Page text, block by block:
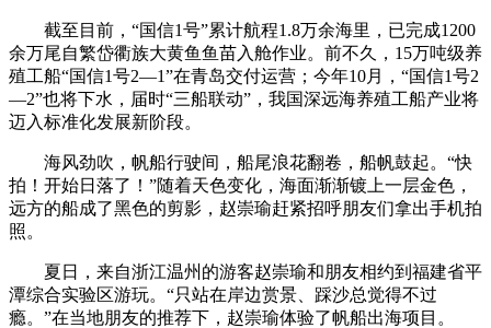
截至目前，“国信1号”累计航程1.8万余海里，已完成1200
余万尾自繁岱衢族大黄鱼鱼苗入舱作业。前不久，15万吨级养
殖工船“国信1号2—1”在青岛交付运营；今年10月，“国信1号2
—2”也将下水，届时“三船联动”，我国深远海养殖工船产业将
迈入标准化发展新阶段。
海风劲吹，帆船行驶间，船尾浪花翻卷，船帆鼓起。“快
拍！开始日落了！”随着天色变化，海面渐渐镀上一层金色，
远方的船成了黑色的剪影，赵崇瑜赶紧招呼朋友们拿出手机拍
照。
夏日，来自浙江温州的游客赵崇瑜和朋友相约到福建省平
潭综合实验区游玩。“只站在岸边赏景、踩沙总觉得不过
瘾。”在当地朋友的推荐下，赵崇瑜体验了帆船出海项目。